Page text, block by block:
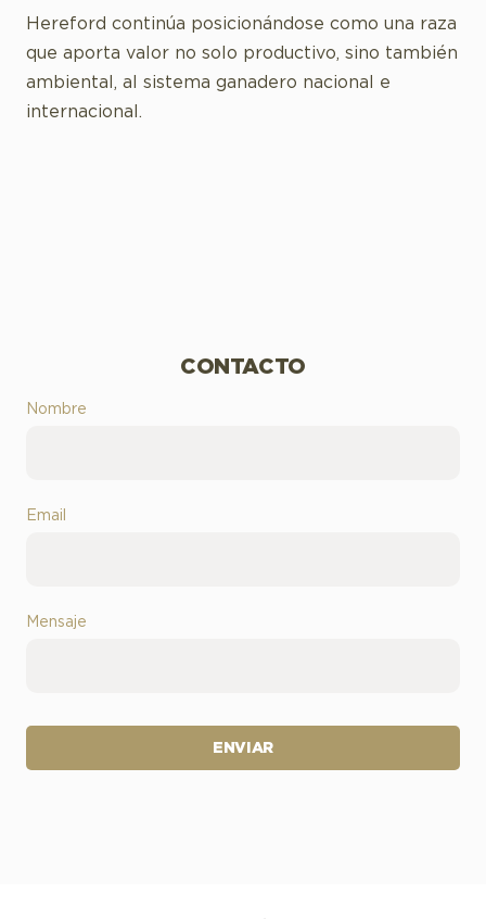
Hereford continúa posicionándose como una raza
que aporta valor no solo productivo, sino también
ambiental, al sistema ganadero nacional e
internacional.
CONTACTO
Nombre
Email
Mensaje
ENVIAR